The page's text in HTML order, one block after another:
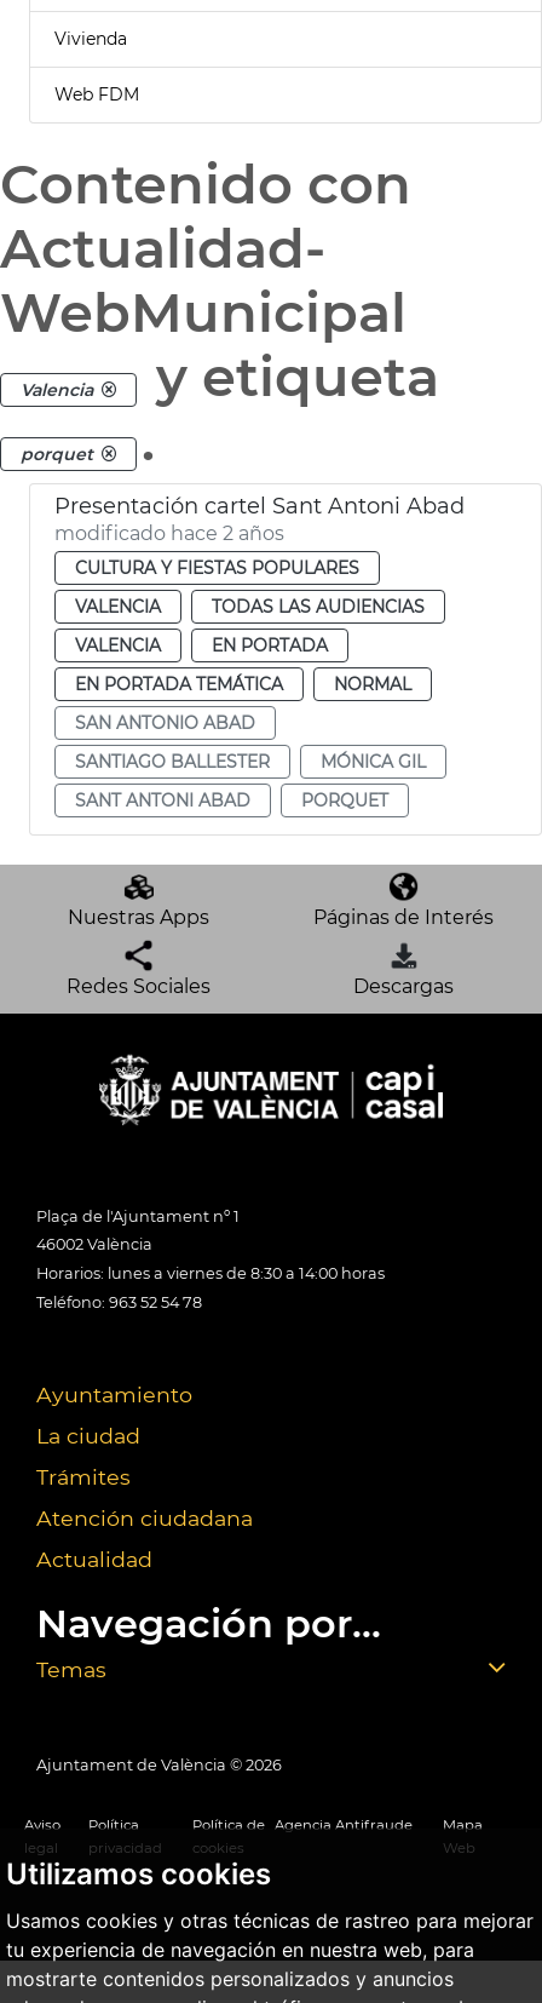
Utilizamos cookies
Usamos cookies y otras técnicas de rastreo para mejorar
tu experiencia de navegación en nuestra web, para
mostrarte contenidos personalizados y anuncios
Vivienda
Web FDM
Contenido con
Actualidad-
WebMunicipal
Valencia y etiqueta
porquet .
Presentación cartel Sant Antoni Abad
modificado hace 2 años
CULTURA Y FIESTAS POPULARES
VALENCIA
TODAS LAS AUDIENCIAS
VALENCIA
EN PORTADA
EN PORTADA TEMÁTICA
NORMAL
SAN ANTONIO ABAD
SANTIAGO BALLESTER
MÓNICA GIL
SANT ANTONI ABAD
PORQUET
Nuestras Apps Páginas de Interés
Redes Sociales Descargas
Plaça de l'Ajuntament nº 1
46002 València
Horarios: lunes a viernes de 8:30 a 14:00 horas
Teléfono: 963 52 54 78
Ayuntamiento
La ciudad
Trámites
Atención ciudadana
Actualidad
Navegación por...
Temas
Ajuntament de València © 2026
Aviso
legal
Política
privacidad
Política de
cookies
Agencia Antifraude
Mapa
Web